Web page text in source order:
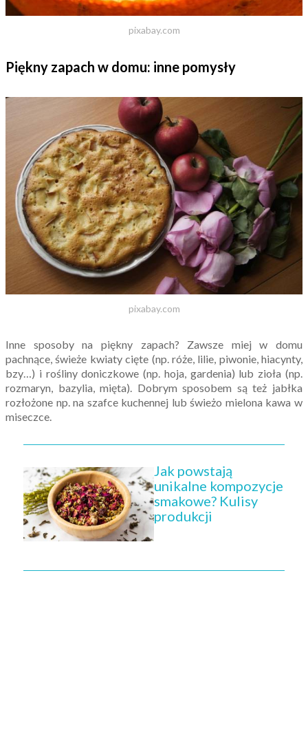
pixabay.com
Piękny zapach w domu: inne pomysły
pixabay.com
Inne sposoby na piękny zapach? Zawsze miej w domu
pachnące, świeże kwiaty cięte (np. róże, lilie, piwonie, hiacynty,
bzy…) i rośliny doniczkowe (np. hoja, gardenia) lub zioła (np.
rozmaryn, bazylia, mięta). Dobrym sposobem są też jabłka
rozłożone np. na szafce kuchennej lub świeżo mielona kawa w
miseczce.
Jak powstają
unikalne kompozycje
smakowe? Kulisy
produkcji